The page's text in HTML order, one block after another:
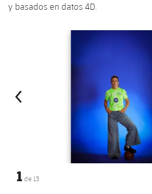
y basados ​​en datos 4D.
1 de 13